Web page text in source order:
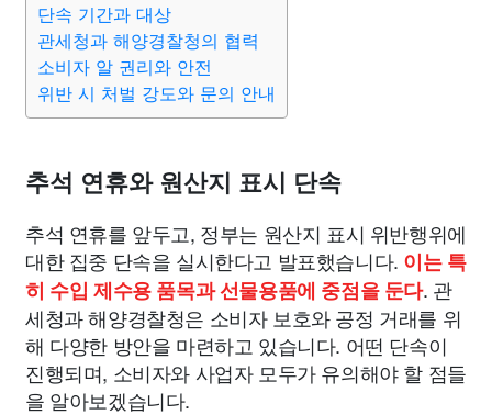
요리 상품리뷰 원예 금융
대출 자동차 취미 여행 맛집
단속 기간과 대상
관세청과 해양경찰청의 협력
소비자 알 권리와 안전
위반 시 처벌 강도와 문의 안내
추석 연휴와 원산지 표시 단속
추석 연휴를 앞두고, 정부는 원산지 표시 위반행위에
대한 집중 단속을 실시한다고 발표했습니다. 이는 특
히 수입 제수용 품목과 선물용품에 중점을 둔다. 관
세청과 해양경찰청은 소비자 보호와 공정 거래를 위
해 다양한 방안을 마련하고 있습니다. 어떤 단속이
진행되며, 소비자와 사업자 모두가 유의해야 할 점들
을 알아보겠습니다.